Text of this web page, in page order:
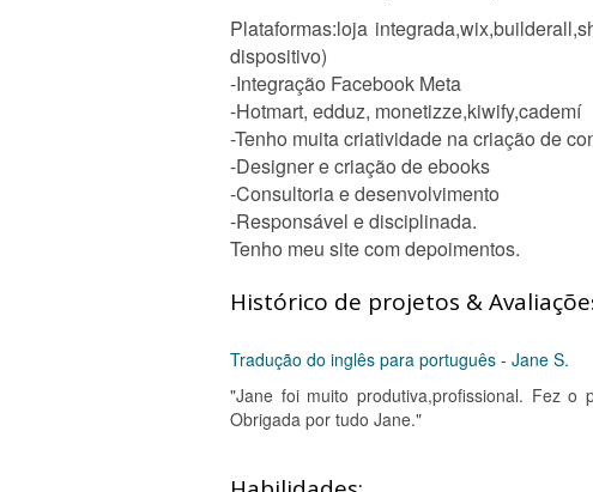
Plataformas:loja
dispositivo)
-Integração Facebook Meta
-Hotmart, edduz, monetizze,kiwify,cademí
-Tenho muita criatividade na criação de
-Designer e criação de ebooks
-Consultoria e desenvolvimento
-Responsável e disciplinada.
Tenho meu site com depoimentos.
Histórico de projetos &
Tradução do inglês para português - Jane S.
"Jane foi muito produtiva,profissional. Fez o
Obrigada por tudo Jane."